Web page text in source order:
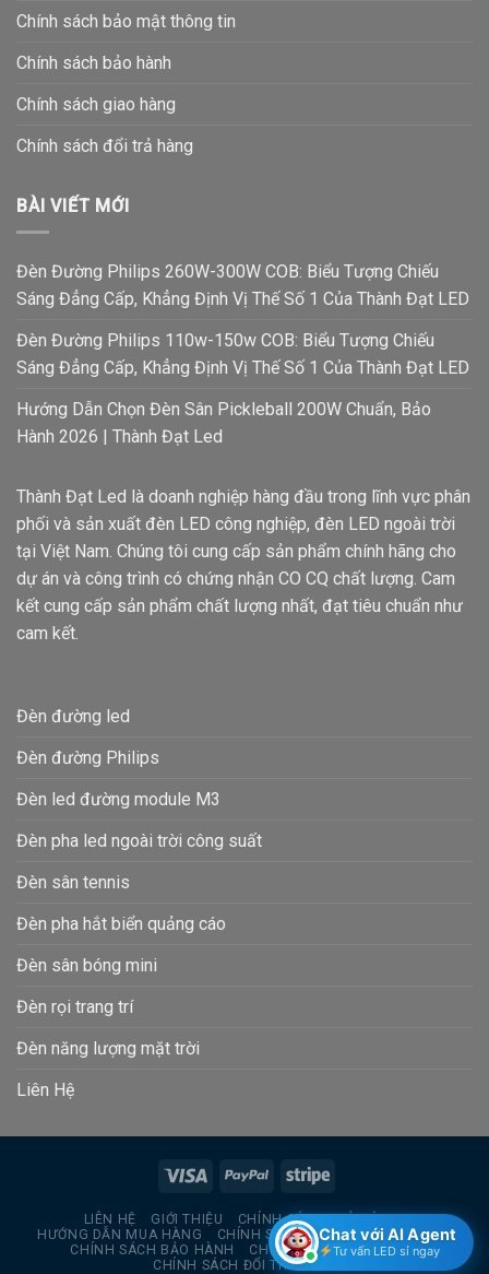
Chính sách bảo mật thông tin
Chính sách bảo hành
Chính sách giao hàng
Chính sách đổi trả hàng
BÀI VIẾT MỚI
Đèn Đường Philips 260W-300W COB: Biểu Tượng Chiếu
Sáng Đẳng Cấp, Khẳng Định Vị Thế Số 1 Của Thành Đạt LED
Đèn Đường Philips 110w-150w COB: Biểu Tượng Chiếu
Sáng Đẳng Cấp, Khẳng Định Vị Thế Số 1 Của Thành Đạt LED
Hướng Dẫn Chọn Đèn Sân Pickleball 200W Chuẩn, Bảo
Hành 2026 | Thành Đạt Led
Thành Đạt Led là doanh nghiệp hàng đầu trong lĩnh vực phân
phối và sản xuất đèn LED công nghiệp, đèn LED ngoài trời
tại Việt Nam. Chúng tôi cung cấp sản phẩm chính hãng cho
dự án và công trình có chứng nhận CO CQ chất lượng. Cam
kết cung cấp sản phẩm chất lượng nhất, đạt tiêu chuẩn như
cam kết.
Đèn đường led
Đèn đường Philips
Đèn led đường module M3
Đèn pha led ngoài trời công suất
Đèn sân tennis
Đèn pha hắt biển quảng cáo
Đèn sân bóng mini
Đèn rọi trang trí
Đèn năng lượng mặt trời
Liên Hệ
LIÊN HỆ GIỚI THIỆU
CHÍNH SÁCH TRẢ HÀNG
HƯỚNG DẪN MUA HÀNG
CHÍNH SÁCH BẢO MẬT THÔNG TIN
CHÍNH SÁCH BẢO HÀNH
CHÍNH SÁCH GIAO HÀNG
CHÍNH SÁCH ĐỔI TRẢ HÀNG
Chat với AI Agent
Tư vấn LED sỉ ngay